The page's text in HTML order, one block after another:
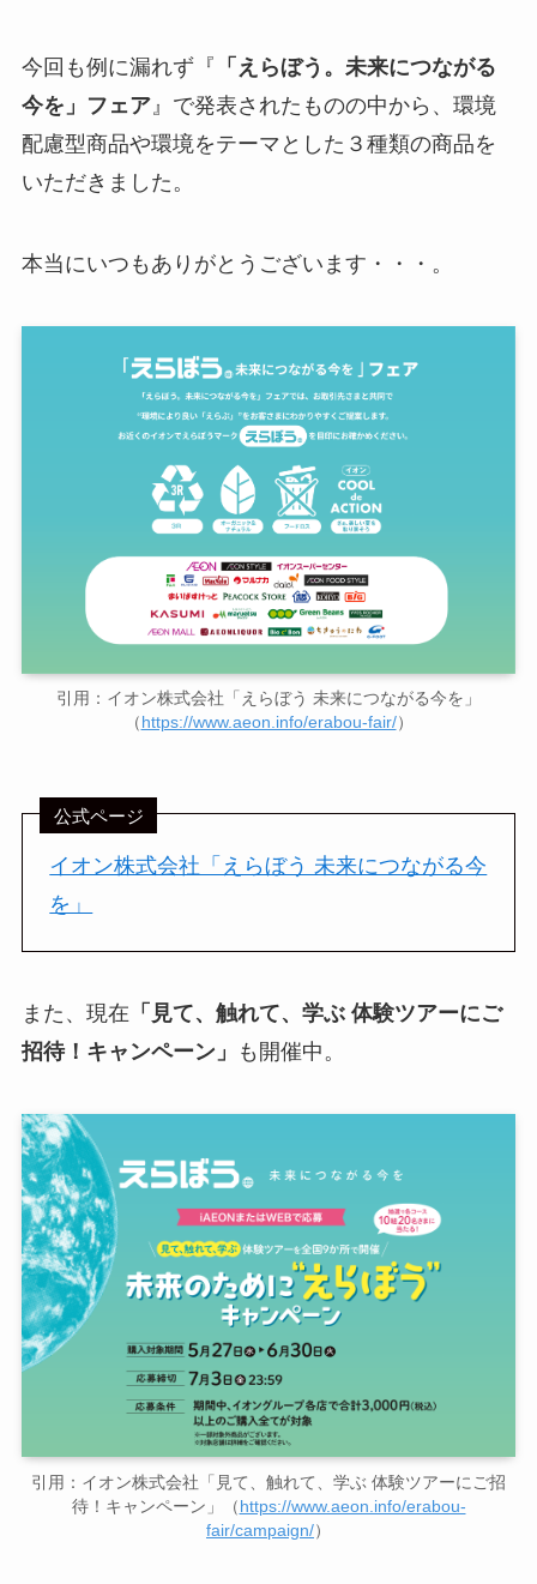
今回も例に漏れず『 「えらぼう。未来につながる
今を」フェア』で発表されたものの中から、環境
配慮型商品や環境をテーマとした３種類の商品を
いただきました。
本当にいつもありがとうございます・・・。
引用：イオン株式会社「えらぼう 未来につながる今を」
（https://www.aeon.info/erabou-fair/）
公式ページ
イオン株式会社「えらぼう 未来につながる今
を」
また、現在 「見て、触れて、学ぶ 体験ツアーにご
招待！キャンペーン」
も開催中。
引用：イオン株式会社「見て、触れて、学ぶ 体験ツアーにご招
待！キャンペーン」（https://www.aeon.info/erabou-
fair/campaign/）